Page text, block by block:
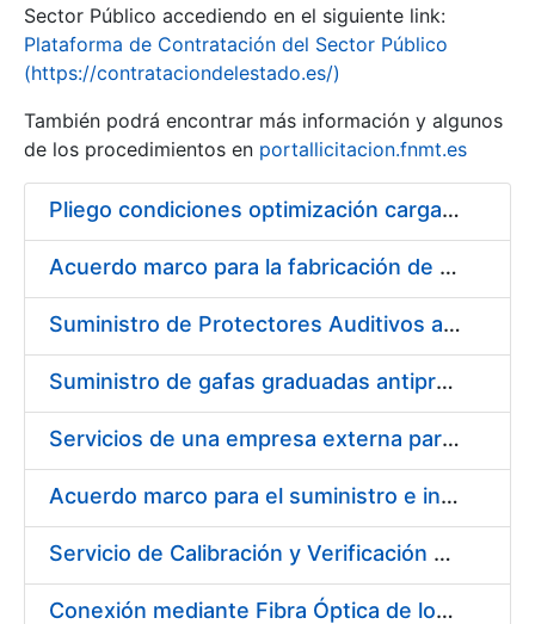
Erakutsi/Ezkutatu
Sector Público accediendo en el siguiente link:
Plataforma de Contratación del Sector Público
(https://contrataciondelestado.es/)
También podrá encontrar más información y algunos
de los procedimientos en portallicitacion.fnmt.es
Pliego condiciones optimización cargas compras firmado
Acuerdo marco para la fabricación de piezas
Suministro de Protectores Auditivos a medida para las personas trabajadoras de los Centros de Trabajo de Madrid y Burgos
Suministro de gafas graduadas antiproyecciones para los trabajadores de la FNMT-RCM en los centros de trabajo de Madrid y Burgos
Servicios de una empresa externa para el asesoramiento y resolución de los recursos de alzada que se presentan relacionados con procesos de selección para la FNMT-RCM
Acuerdo marco para el suministro e instalación de persianas, estores y otros complementos
Servicio de Calibración y Verificación Externa de los Equipos de Medición del Servicio de Prevención de la FNMT-RCM
Conexión mediante Fibra Óptica de los Centros de Proceso de Datos (CPDs) de las sedes de la FNMT-RCM de Burgos y Madrid